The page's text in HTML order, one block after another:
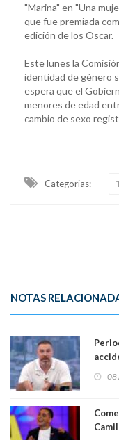
"Marina" en "Una
que fue premiada
edición de los Oscar.
Este lunes la
identidad de género
espera que el
menores de edad
cambio de sexo
Categorias:
NOTAS
08